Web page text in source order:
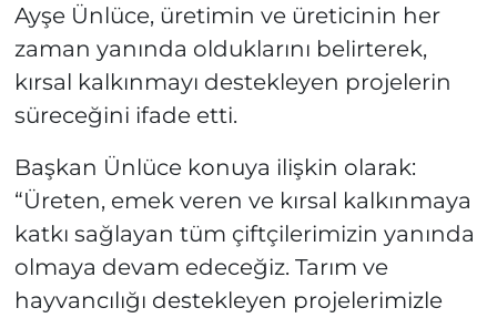
Ayşe Ünlüce, üretimin ve üreticinin her
zaman yanında olduklarını belirterek,
kırsal kalkınmayı destekleyen projelerin
süreceğini ifade etti.
Başkan Ünlüce konuya ilişkin olarak:
“Üreten, emek veren ve kırsal kalkınmaya
katkı sağlayan tüm çiftçilerimizin yanında
olmaya devam edeceğiz. Tarım ve
hayvancılığı destekleyen projelerimizle